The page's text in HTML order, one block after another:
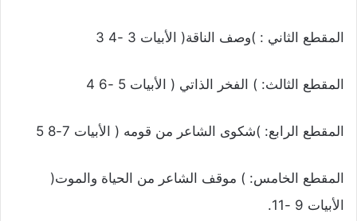
المقطع الثاني : )وصف الناقة( الأبيات 3 -4 3
المقطع الثالث: ) الفخر الذاتي ( الأبيات 5 -6 4
المقطع الرابع: )شكوى الشاعر من قومه ( الأبيات 7-8 5
المقطع الخامس: ) موقف الشاعر من الحياة والموت(
الأبيات 9 -11.